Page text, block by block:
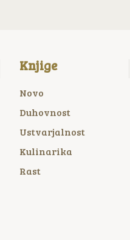
Knjige
Novo
Duhovnost
Ustvarjalnost
Kulinarika
Rast